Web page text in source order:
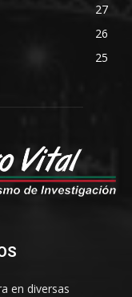
27
26
25
en diversas